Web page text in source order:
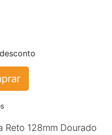
Reto 128mm Dourado